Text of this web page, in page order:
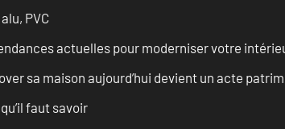
PVC
actuelles pour moderniser votre
sa maison aujourd’hui devient un acte
faut savoir